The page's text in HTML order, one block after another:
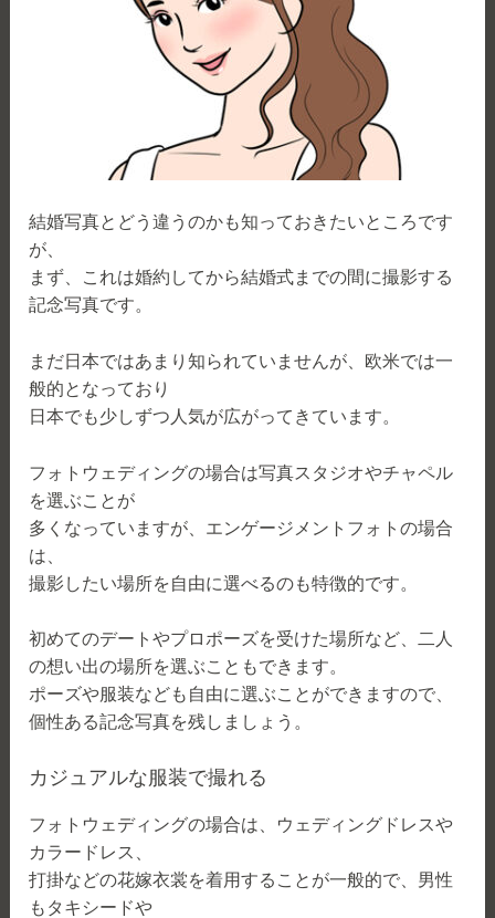
結婚写真とどう違うのかも知っておきたいところです
が、
まず、これは婚約してから結婚式までの間に撮影する
記念写真です。
まだ日本ではあまり知られていませんが、欧米では一
般的となっており
日本でも少しずつ人気が広がってきています。
フォトウェディングの場合は写真スタジオやチャペル
を選ぶことが
多くなっていますが、エンゲージメントフォトの場合
は、
撮影したい場所を自由に選べるのも特徴的です。
初めてのデートやプロポーズを受けた場所など、二人
の想い出の場所を選ぶこともできます。
ポーズや服装なども自由に選ぶことができますので、
個性ある記念写真を残しましょう。
カジュアルな服装で撮れる
フォトウェディングの場合は、ウェディングドレスや
カラードレス、
打掛などの花嫁衣裳を着用することが一般的で、男性
もタキシードや